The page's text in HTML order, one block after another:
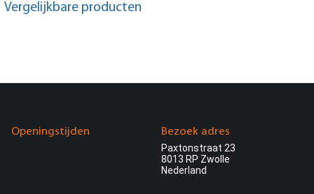
Vergelijkbare producten
Openingstijden Bezoek adres
Paxtonstraat 23
8013 RP Zwolle
Nederland